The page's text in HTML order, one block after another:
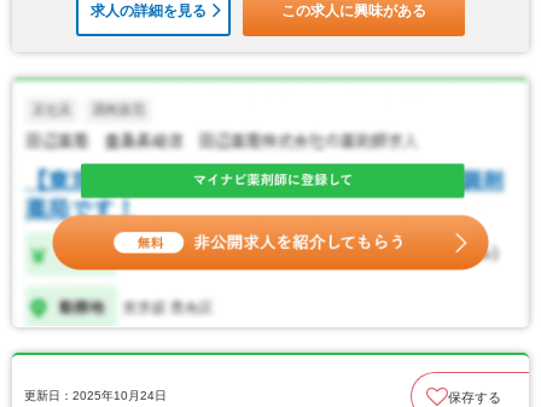
求人の詳細を見る この求人に興味がある
更新日：2025年10月24日 保存する